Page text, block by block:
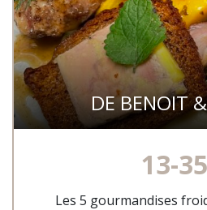
DE BENOIT
13-
Les 5 gourmandises